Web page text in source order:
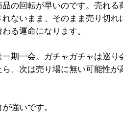
の回転が早いのです。売れる
ないまま、そのまま売り切れ
る運命になります。
期一会。ガチャガチャは巡り
、次は売り場に無い可能性が
強いです。